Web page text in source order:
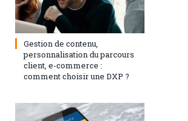
3 septembre 2024
Gestion de contenu,
personnalisation du parcours
client, e-commerce :
comment choisir une DXP ?